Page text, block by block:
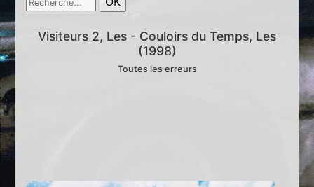
Visiteurs 2, Les - Couloirs du Temps, Les
(1998)
Toutes les erreurs